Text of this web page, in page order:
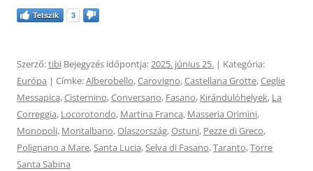
Tetszik 3
Szerző:tibi Bejegyzés időpontja:2025. június 25. | Kategória:
Európa | Címke:Alberobello,Carovigno,Castellana Grotte,Ceglie
Messapica,Cisternino,Conversano, Fasano, Kirándulóhelyek, La
Correggia, Locorotondo, Martina Franca, Masseria Orimini,
Monopoli, Montalbano,Olaszország,Ostuni, Pezze di Greco,
Polignano a Mare,Santa Lucia,Selva di Fasano,Taranto,Torre
Santa Sabina